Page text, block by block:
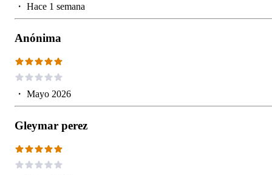
・ Hace 1 semana
Anónima
・ Mayo 2026
Gleymar perez